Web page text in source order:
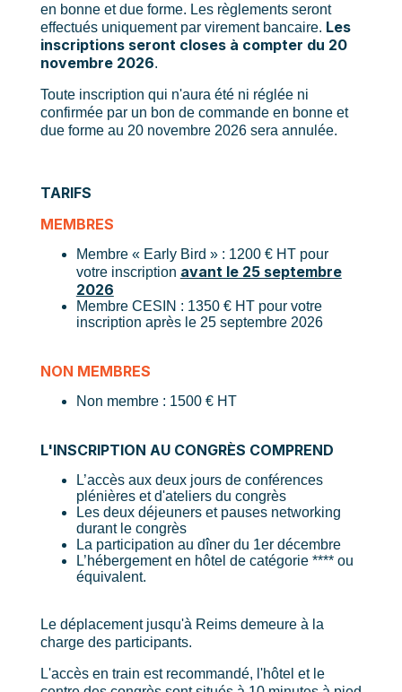
en bonne et due forme. Les règlements seront
effectués uniquement par virement bancaire. Les
inscriptions seront closes à compter du 20
novembre 2026.
Toute inscription qui n'aura été ni réglée ni
confirmée par un bon de commande en bonne et
due forme au 20 novembre 2026 sera annulée.
TARIFS
MEMBRES
Membre « Early Bird » : 1200 € HT pour
votre inscription avant le 25 septembre
2026
Membre CESIN : 1350 € HT pour votre
inscription après le 25 septembre 2026
NON MEMBRES
Non membre : 1500 € HT
L'INSCRIPTION AU CONGRÈS COMPREND
L’accès aux deux jours de conférences
plénières et d'ateliers du congrès
Les deux déjeuners et pauses networking
durant le congrès
La participation au dîner du 1er décembre
L’hébergement en hôtel de catégorie **** ou
équivalent.
Le déplacement jusqu'à Reims demeure à la
charge des participants.
L'accès en train est recommandé, l'hôtel et le